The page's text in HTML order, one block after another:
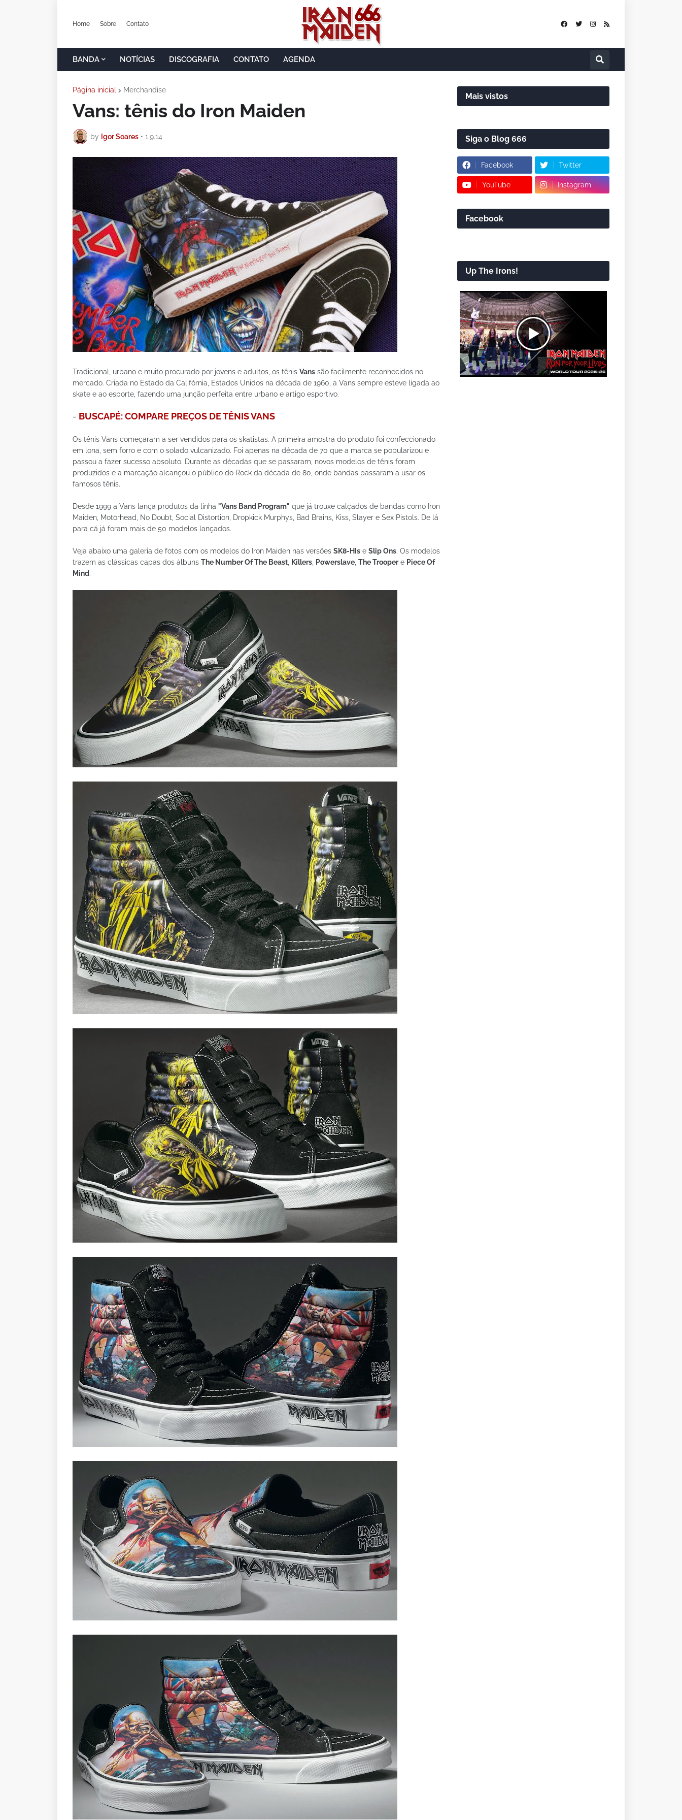
Home Sobre Contato
BANDA NOTÍCIAS DISCOGRAFIA CONTATO AGENDA
Página inicial Merchandise
Vans: tênis do Iron Maiden
by Igor Soares • 1.9.14
Tradicional, urbano e muito procurado por jovens e adultos, os tênis Vans são facilmente reconhecidos no
mercado. Criada no Estado da Califórnia, Estados Unidos na década de 1960, a Vans sempre esteve ligada ao
skate e ao esporte, fazendo uma junção perfeita entre urbano e artigo esportivo.
- BUSCAPÉ: COMPARE PREÇOS DE TÊNIS VANS
Os tênis Vans começaram a ser vendidos para os skatistas. A primeira amostra do produto foi confeccionado
em lona, sem forro e com o solado vulcanizado. Foi apenas na década de 70 que a marca se popularizou e
passou a fazer sucesso absoluto. Durante as décadas que se passaram, novos modelos de tênis foram
produzidos e a marcação alcançou o público do Rock da década de 80, onde bandas passaram a usar os
famosos tênis.
Desde 1999 a Vans lança produtos da linha "Vans Band Program" que já trouxe calçados de bandas como Iron
Maiden, Motörhead, No Doubt, Social Distortion, Dropkick Murphys, Bad Brains, Kiss, Slayer e Sex Pistols. De lá
para cá já foram mais de 50 modelos lançados.
Veja abaixo uma galeria de fotos com os modelos do Iron Maiden nas versões SK8-HIs e Slip Ons. Os modelos
trazem as clássicas capas dos álbuns The Number Of The Beast Killers Powerslave The Troopere Piece Of
Mind.
Mais vistos
Siga o Blog 666
Facebook Twitter
YouTube Instagram
Facebook
Up The Irons!